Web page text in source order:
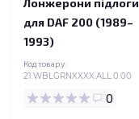
Лонжерони підлоги
для DAF 200 (1989–
1993)
Код товару:
21.WBLGRNXXXX.ALL.0.00
0